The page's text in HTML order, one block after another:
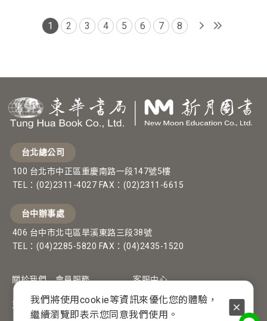
1 2 3 4 5 6 7 8
台北總公司
100 台北市中正區重慶南路一段147號5樓
TEL：(02)2311-4027 FAX：(02)2311-6615
台中辦事處
406 台中市北屯區旱溪東路三段38號
TEL：(04)2285-5820 FAX：(04)2435-1520
關於我們
東華新月
會員服務
常見問題
客服中心
網訂流程
我們將使用cookie等資訊來優化您的體驗，
繼續瀏覽即表示您同意我們使用。